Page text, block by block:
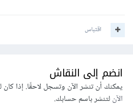
اقتباس
انضم إلى النقاش
يمكنك أن تنشر الآن وتسجل لاحقًا. إذا
الآنلتنشر باسم حسابك.